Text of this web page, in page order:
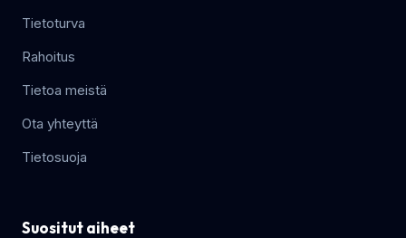
Tietoturva
Rahoitus
Tietoa meistä
Ota yhteyttä
Tietosuoja
Suositut aiheet